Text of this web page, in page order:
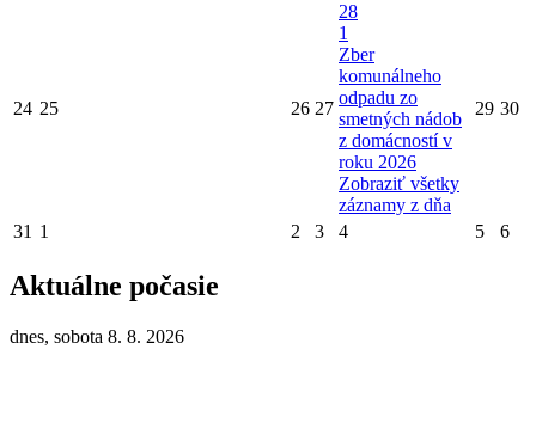
24 25 26 27
28
1
Zber
komunálneho
odpadu zo
smetných nádob
z domácností v
roku 2026
Zobraziť všetky
záznamy z dňa
29 30
31 1 2 3 4 5 6
Aktuálne počasie
dnes, sobota 8. 8. 2026